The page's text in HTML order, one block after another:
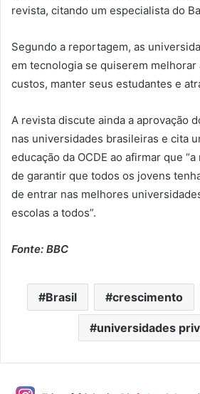
revista, citando um especialista do
Segundo a reportagem, as
em tecnologia se quiserem
custos, manter seus estudantes e
A revista discute ainda a aprovação
nas universidades brasileiras e cita
educação da OCDE ao afirmar que
de garantir que todos os jovens
de entrar nas melhores
escolas a todos”.
Fonte: BBC
Brasil crescimento
universidades